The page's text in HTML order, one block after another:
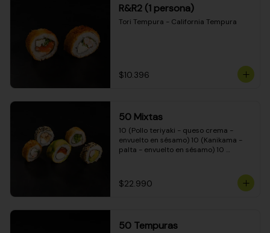
R&R2 (1 persona)
Tori Tempura - California Tempura
$10.396
50 Mixtas
10 (Pollo teriyaki - queso crema -
envuelto en sésamo) 10 (Kanikama -
palta - envuelto en sésamo) 10
cebollín - envuelto en masa tempura)
10 (Pimentón - queso crema - cebollín
$22.990
50 Tempuras